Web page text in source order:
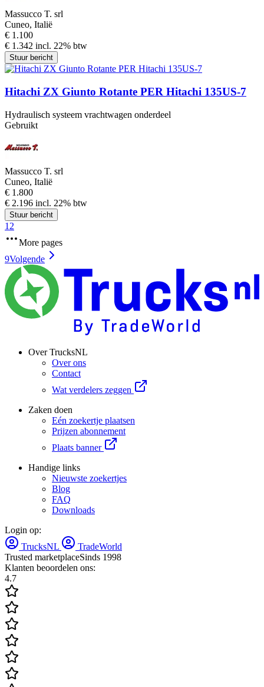
Massucco T. srl
Cuneo, Italië
€ 1.100
€ 1.342 incl. 22% btw
Stuur bericht
Hitachi ZX Giunto Rotante PER Hitachi 135US-7
Hydraulisch systeem vrachtwagen onderdeel
Gebruikt
Massucco T. srl
Cuneo, Italië
€ 1.800
€ 2.196 incl. 22% btw
Stuur bericht
1 2
More pages
9Volgende
Over TrucksNL
Over ons
Contact
Wat verdelers zeggen
Zaken doen
Eén zoekertje plaatsen
Prijzen abonnement
Plaats banner
Handige links
Nieuwste zoekertjes
Blog
FAQ
Downloads
Login op:
TrucksNL
TradeWorld
Trusted marketplaceSinds 1998
Klanten beoordelen ons:
4.7